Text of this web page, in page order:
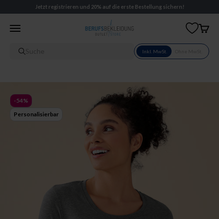
Zum Inhalt springenJetzt registrieren und 20% auf die erste Bestellung sichern!
Menü Berufsbekleidung DE
Inkl. MwSt.
-54%
Personalisierbar